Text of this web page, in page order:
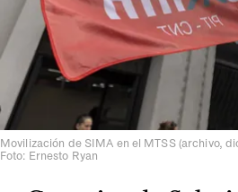
Movilización de SIMA en el MTSS (archivo,
Foto: Ernesto Ryan